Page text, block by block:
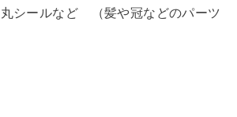
シールなど （髪や冠などのパーツ